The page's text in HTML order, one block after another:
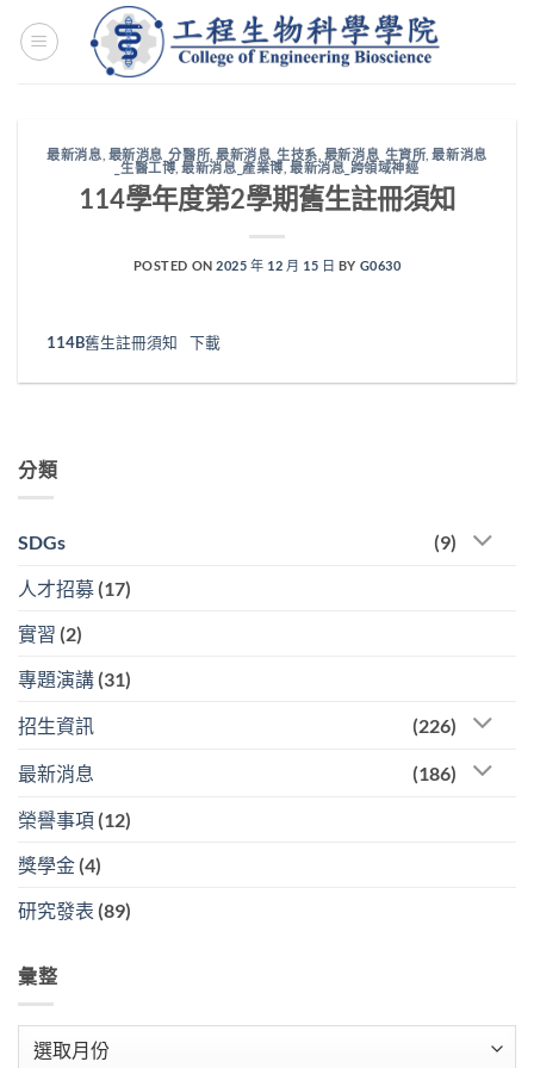
最新消息 最新消息_分醫所 ,最新消息_生技系 最新消息_生資所 ,最新消息
_生醫工博,最新消息_產業博, 最新消息_跨領域神經
114學年度第2學期舊生註冊須知
POSTED ON2025 年 12 月 15 日 BY G0630
114B舊生註冊須知 下載
分類
SDGs (9)
人才招募 (17)
實習 (2)
專題演講 (31)
招生資訊 (226)
最新消息 (186)
榮譽事項 (12)
獎學金 (4)
研究發表 (89)
彙整